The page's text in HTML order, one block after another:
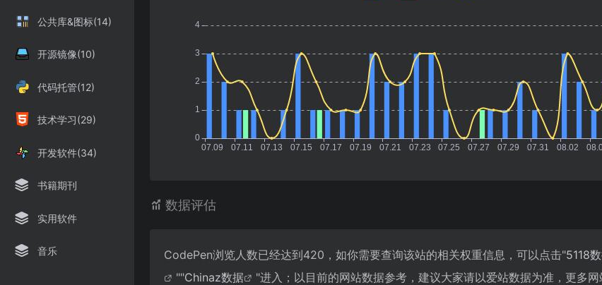
公共库&图标(14)
开源镜像(10)
代码托管(12)
技术学习(29)
开发软件(34)
书籍期刊
实用软件
音乐
数据评估
CodePen浏览人数已经达到420，如你需要查询该站的相关权重信息，可以点击"5118
""Chinaz数据
"进入；以目前的网站数据参考，建议大家请以爱站数据为准，更多